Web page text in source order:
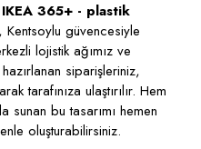
IKEA 365+ - plastik
, Kentsoylu güvencesiyle
lojistik ağımız ve
siparişleriniz,
tarafınıza ulaştırılır. Hem
bu tasarımı hemen
oluşturabilirsiniz.